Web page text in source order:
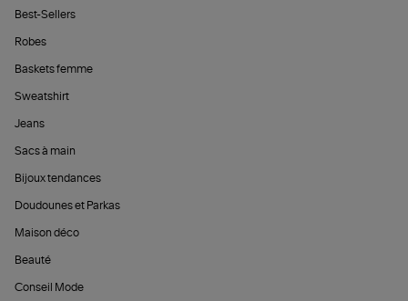
Best-Sellers
Robes
Baskets femme
Sweatshirt
Jeans
Sacs à main
Bijoux tendances
Doudounes et Parkas
Maison déco
Beauté
Conseil Mode